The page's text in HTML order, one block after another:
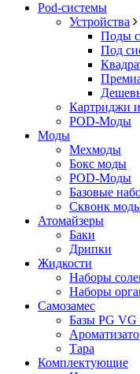
Pod-системы
Устройства
Поды с
Под
Картриджи
POD-Моды
Моды
Мехмоды
Бокс моды
POD-Моды
Базовые
Сквонк
Атомайзеры
Баки
Дрипки
Жидкости
Наборы
Наборы
Самозамес
Базы PG VG
Тара
Комплектующие